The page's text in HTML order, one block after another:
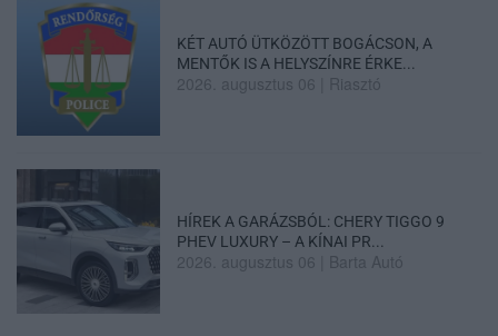
KÉT AUTÓ ÜTKÖZÖTT BOGÁCSON, A
MENTŐK IS A HELYSZÍNRE ÉRKE...
2026. augusztus 06 Riasztó
HÍREK A GARÁZSBÓL: CHERY TIGGO 9
PHEV LUXURY – A KÍNAI PR...
2026. augusztus 06 Barta Autó